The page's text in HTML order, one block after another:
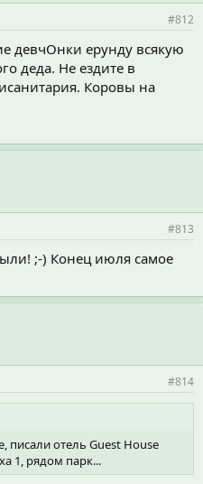
#812
девчОнки ерунду всякую
деда. Не ездите в
Коровы на
#813
;-) Конец июля самое
#814
писали отель Guest House
1, рядом парк...